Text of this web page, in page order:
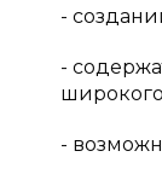
-
-
-